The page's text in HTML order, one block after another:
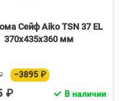
Сейф Aiko TSN 37 EL
370x435x360 мм
−3895 ₽
₽
В наличии